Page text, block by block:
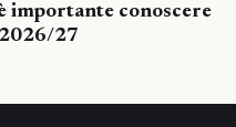
importante conoscere
27